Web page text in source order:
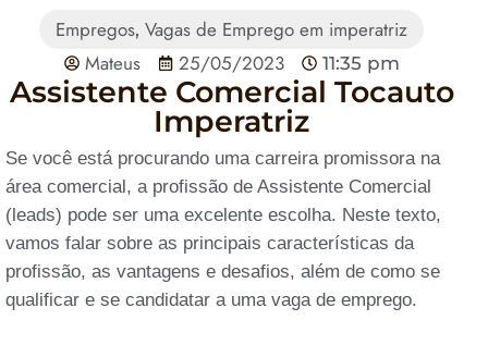
Empregos,Vagas de Emprego em imperatriz
Mateus
25/05/2023 11:35 pm
Assistente Comercial Tocauto
Imperatriz
Se você está procurando uma carreira promissora na
área comercial, a profissão de Assistente Comercial
(leads) pode ser uma excelente escolha. Neste texto,
vamos falar sobre as principais características da
profissão, as vantagens e desafios, além de como se
qualificar e se candidatar a uma vaga de emprego.